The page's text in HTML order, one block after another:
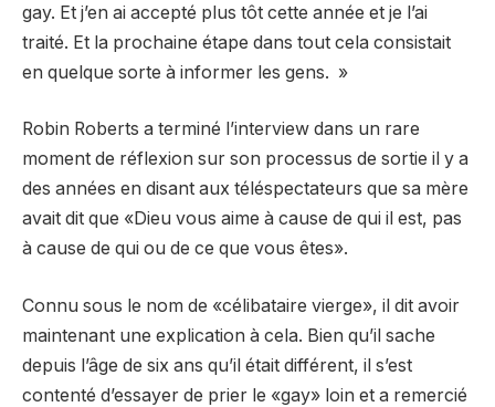
gay. Et j’en ai accepté plus tôt cette année et je l’ai
traité. Et la prochaine étape dans tout cela consistait
en quelque sorte à informer les gens. »
Robin Roberts a terminé l’interview dans un rare
moment de réflexion sur son processus de sortie il y a
des années en disant aux téléspectateurs que sa mère
avait dit que «Dieu vous aime à cause de qui il est, pas
à cause de qui ou de ce que vous êtes».
Connu sous le nom de «célibataire vierge», il dit avoir
maintenant une explication à cela. Bien qu’il sache
depuis l’âge de six ans qu’il était différent, il s’est
contenté d’essayer de prier le «gay» loin et a remercié